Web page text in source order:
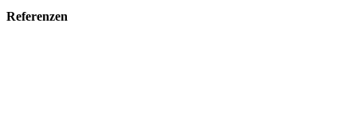
Referenzen